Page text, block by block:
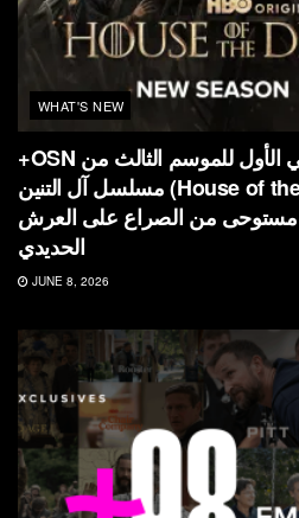
WHAT'S NEW
+OSN تحتفي بالعرض العالمي الأول للموسم الثالث من
مسلسل آل التنين (House of the Dragon) بمشهد
من الصراع على العرش
الحديدي
JUNE 8, 2026